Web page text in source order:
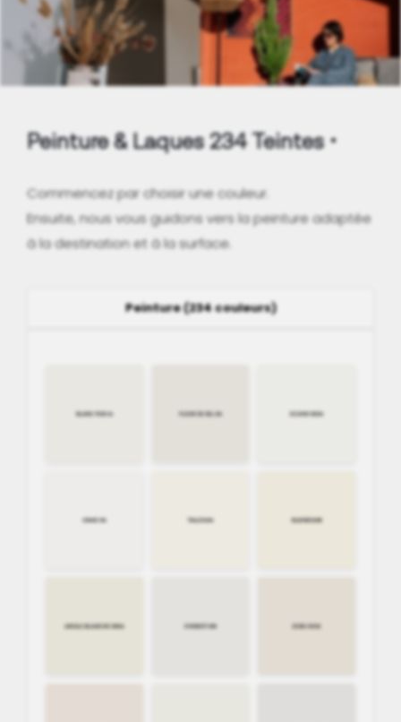
Peinture & Laques 234 Teintes
Commencez par choisir une couleur.
Ensuite, nous vous guidons vers la peinture adaptée
à la destination et à la surface.
Peinture (234 couleurs)